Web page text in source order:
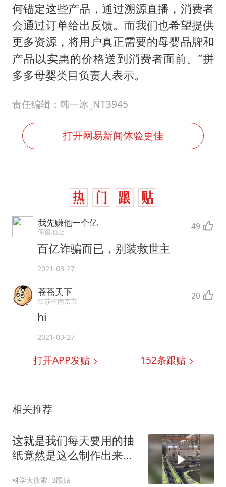
何锚定这些产品，通过溯源直播，消费者
会通过订单给出反馈。而我们也希望提供
更多资源，将用户真正需要的母婴品牌和
产品以实惠的价格送到消费者面前。”拼
多多母婴类目负责人表示。
责任编辑：韩一冰_NT3945
打开网易新闻体验更佳
我先赚他一个亿
保留地址 49
百亿诈骗而已，别装救世主
2021-03-27
苍苍天下
江苏省南京市 20
hi
2021-03-27
打开APP发贴 152条跟贴
相关推荐
这就是我们每天要用的抽
纸竟然是这么制作出来的
科学大搜索 3跟贴